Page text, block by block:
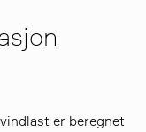
er beregnet